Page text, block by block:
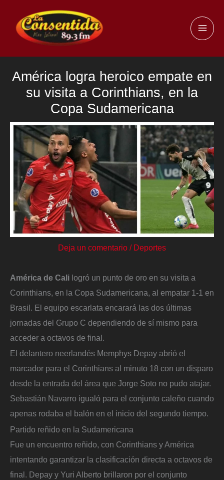
contenido
América logra heroico empate en
su visita a Corinthians, en la
Copa Sudamericana
Deja un comentario / Deportes
América de Cali logró un punto de oro en su visita a
Corinthians, en la Copa Sudamericana, al empatar 1-1 en
Brasil. El equipo escarlata encarará las dos últimas
jornadas del Grupo C dependiendo de sí mismo para
acceder a octavos de final.
El delantero neerlandés Memphys Depay abrió el
marcador para el Corinthians al minuto 18 con un disparo
desde la entrada del área que Jorge Soto no pudo atajar.
Sebastián Navarro igualó para el conjunto caleño cuando
apenas rodaba el balón en el inicio del segundo tiempo.
Partido reñido en la Sudamericana
Fue un encuentro reñido, con Corinthians y América
intentando garantizar la clasificación directa a octavos de
final. Depay y Yuri Alberto brillaron por el conjunto